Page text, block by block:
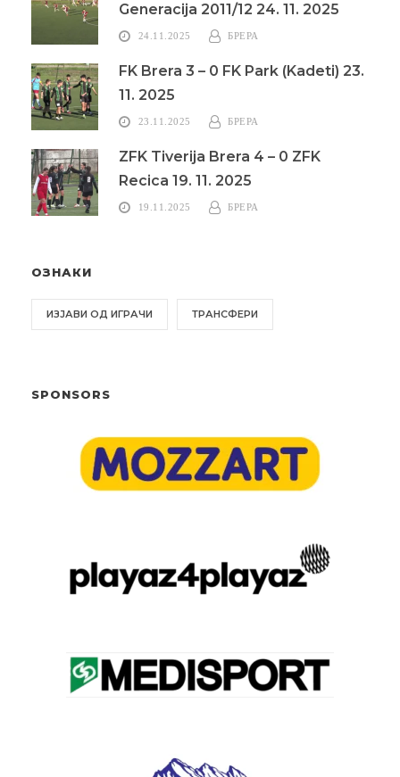
Generacija 2011/12 24. 11. 2025
24.11.2025 БРЕРА
FK Brera 3 – 0 FK Park (Kadeti) 23.
11. 2025
23.11.2025 БРЕРА
ZFK Tiverija Brera 4 – 0 ZFK
Recica 19. 11. 2025
19.11.2025 БРЕРА
ОЗНАКИ
ИЗЈАВИ ОД ИГРАЧИ ТРАНСФЕРИ
SPONSORS